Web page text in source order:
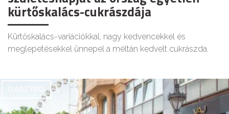
kürtőskalács-cukrászdája
Kürtőskalács-variációkkal, nagy kedvencekkel és
meglepetésekkel ünnepel a méltán kedvelt cukrászda.